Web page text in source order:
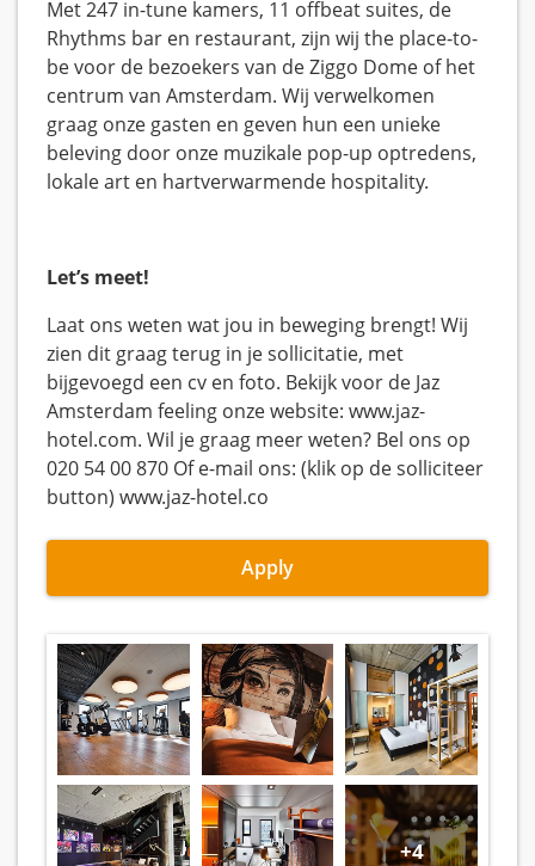
Met 247 in-tune kamers, 11 offbeat suites, de
Rhythms bar en restaurant, zijn wij the place-to-
be voor de bezoekers van de Ziggo Dome of het
centrum van Amsterdam. Wij verwelkomen
graag onze gasten en geven hun een unieke
beleving door onze muzikale pop-up optredens,
lokale art en hartverwarmende hospitality.
Let’s meet!
Laat ons weten wat jou in beweging brengt! Wij
zien dit graag terug in je sollicitatie, met
bijgevoegd een cv en foto. Bekijk voor de Jaz
Amsterdam feeling onze website: www.jaz-
hotel.com. Wil je graag meer weten? Bel ons op
020 54 00 870 Of e-mail ons: (klik op de solliciteer
button) www.jaz-hotel.co
Apply
+4